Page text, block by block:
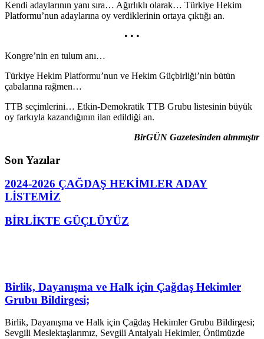
Kendi adaylarının yanı sıra… Ağırlıklı olarak… Türkiye Hekim
Platformu’nun adaylarına oy verdiklerinin ortaya çıktığı an.
• • •
Kongre’nin en tulum anı…
Türkiye Hekim Platformu’nun ve Hekim Güçbirliği’nin bütün
çabalarına rağmen…
TTB seçimlerini… Etkin-Demokratik TTB Grubu listesinin büyük
oy farkıyla kazandığının ilan edildiği an.
BirGÜN Gazetesinden alınmıştır
Son Yazılar
2024-2026 ÇAĞDAŞ HEKİMLER ADAY
LİSTEMİZ
BİRLİKTE GÜÇLÜYÜZ
Birlik, Dayanışma ve Halk için Çağdaş Hekimler
Grubu Bildirgesi;
Birlik, Dayanışma ve Halk için Çağdaş Hekimler Grubu Bildirgesi;
Sevgili Meslektaşlarımız, Sevgili Antalyalı Hekimler, Önümüzde